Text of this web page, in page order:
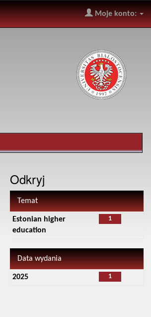
Moje konto:
Odkryj
Temat
1
Estonian higher
education
Data wydania
1
2025